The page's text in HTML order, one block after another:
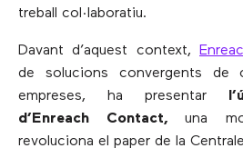
treball col·laboratiu.
Davant d’aquest context,
de solucions convergents de
empreses, ha presentar
d’Enreach Contact,una
revoluciona el paper de la